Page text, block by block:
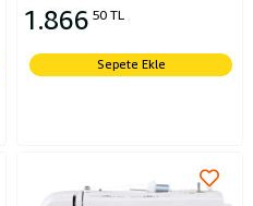
ve HD6330 modelleri için
uyumludur.
1.866 50 TL
Sepete Ekle